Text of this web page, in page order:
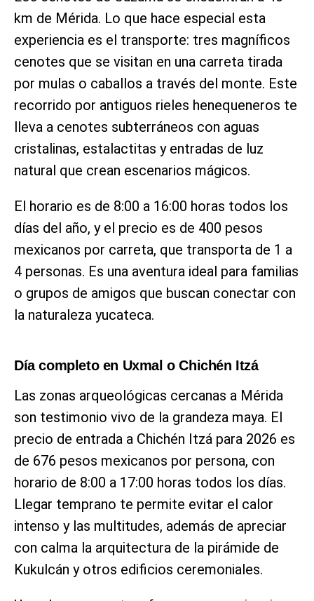
km de Mérida. Lo que hace especial esta
experiencia es el transporte: tres magníficos
cenotes que se visitan en una carreta tirada
por mulas o caballos a través del monte. Este
recorrido por antiguos rieles henequeneros te
lleva a cenotes subterráneos con aguas
cristalinas, estalactitas y entradas de luz
natural que crean escenarios mágicos.
El horario es de 8:00 a 16:00 horas todos los
días del año, y el precio es de 400 pesos
mexicanos por carreta, que transporta de 1 a
4 personas. Es una aventura ideal para familias
o grupos de amigos que buscan conectar con
la naturaleza yucateca.
Día completo en Uxmal o Chichén Itzá
Las zonas arqueológicas cercanas a Mérida
son testimonio vivo de la grandeza maya. El
precio de entrada a Chichén Itzá para 2026 es
de 676 pesos mexicanos por persona, con
horario de 8:00 a 17:00 horas todos los días.
Llegar temprano te permite evitar el calor
intenso y las multitudes, además de apreciar
con calma la arquitectura de la pirámide de
Kukulcán y otros edificios ceremoniales.